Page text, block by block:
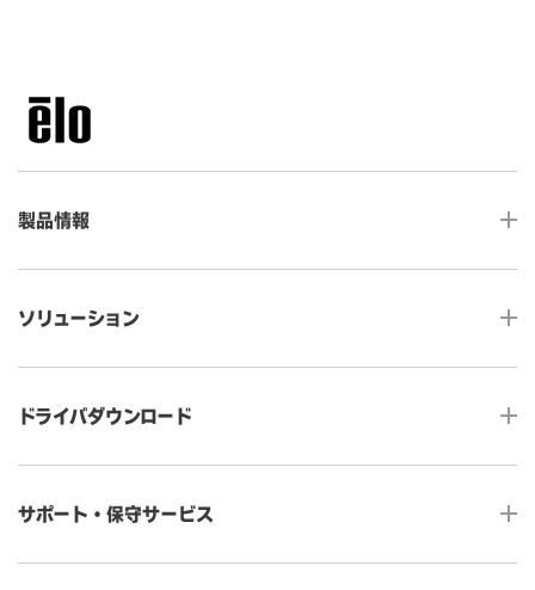
製品情報
ノンタッチ モニター
タッチコンピューター
インタラクティブ・デジタルサイネージ
産業用組込みタッチモニター
メディカルタッチモニター
ソリューション
セルフサービス
店舗DX
POS
飲食店
ドライバダウンロード
タッチパネル・ドライバ（製品ごと）
サポート・保守サービス